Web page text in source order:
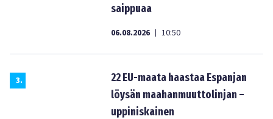
saippuaa
06.08.2026 | 10:50
3.
22 EU-maata haastaa Espanjan
löysän maahanmuuttolinjan –
uppiniskainen